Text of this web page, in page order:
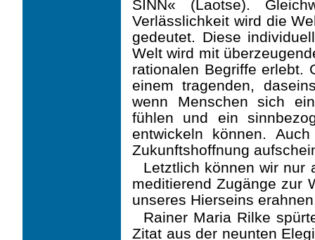
SINN« (Laotse).
Verlässlichkeit wird die
gedeutet. Diese
Welt wird mit
rationalen Begriffe erlebt.
einem tragenden,
wenn Menschen sich
fühlen und ein
entwickeln kön­nen.
Zukunftshoffnung
Letztlich können wir nur
meditierend Zugänge zur
unseres Hierseins
Rainer Maria Rilke
Zitat aus der neunten